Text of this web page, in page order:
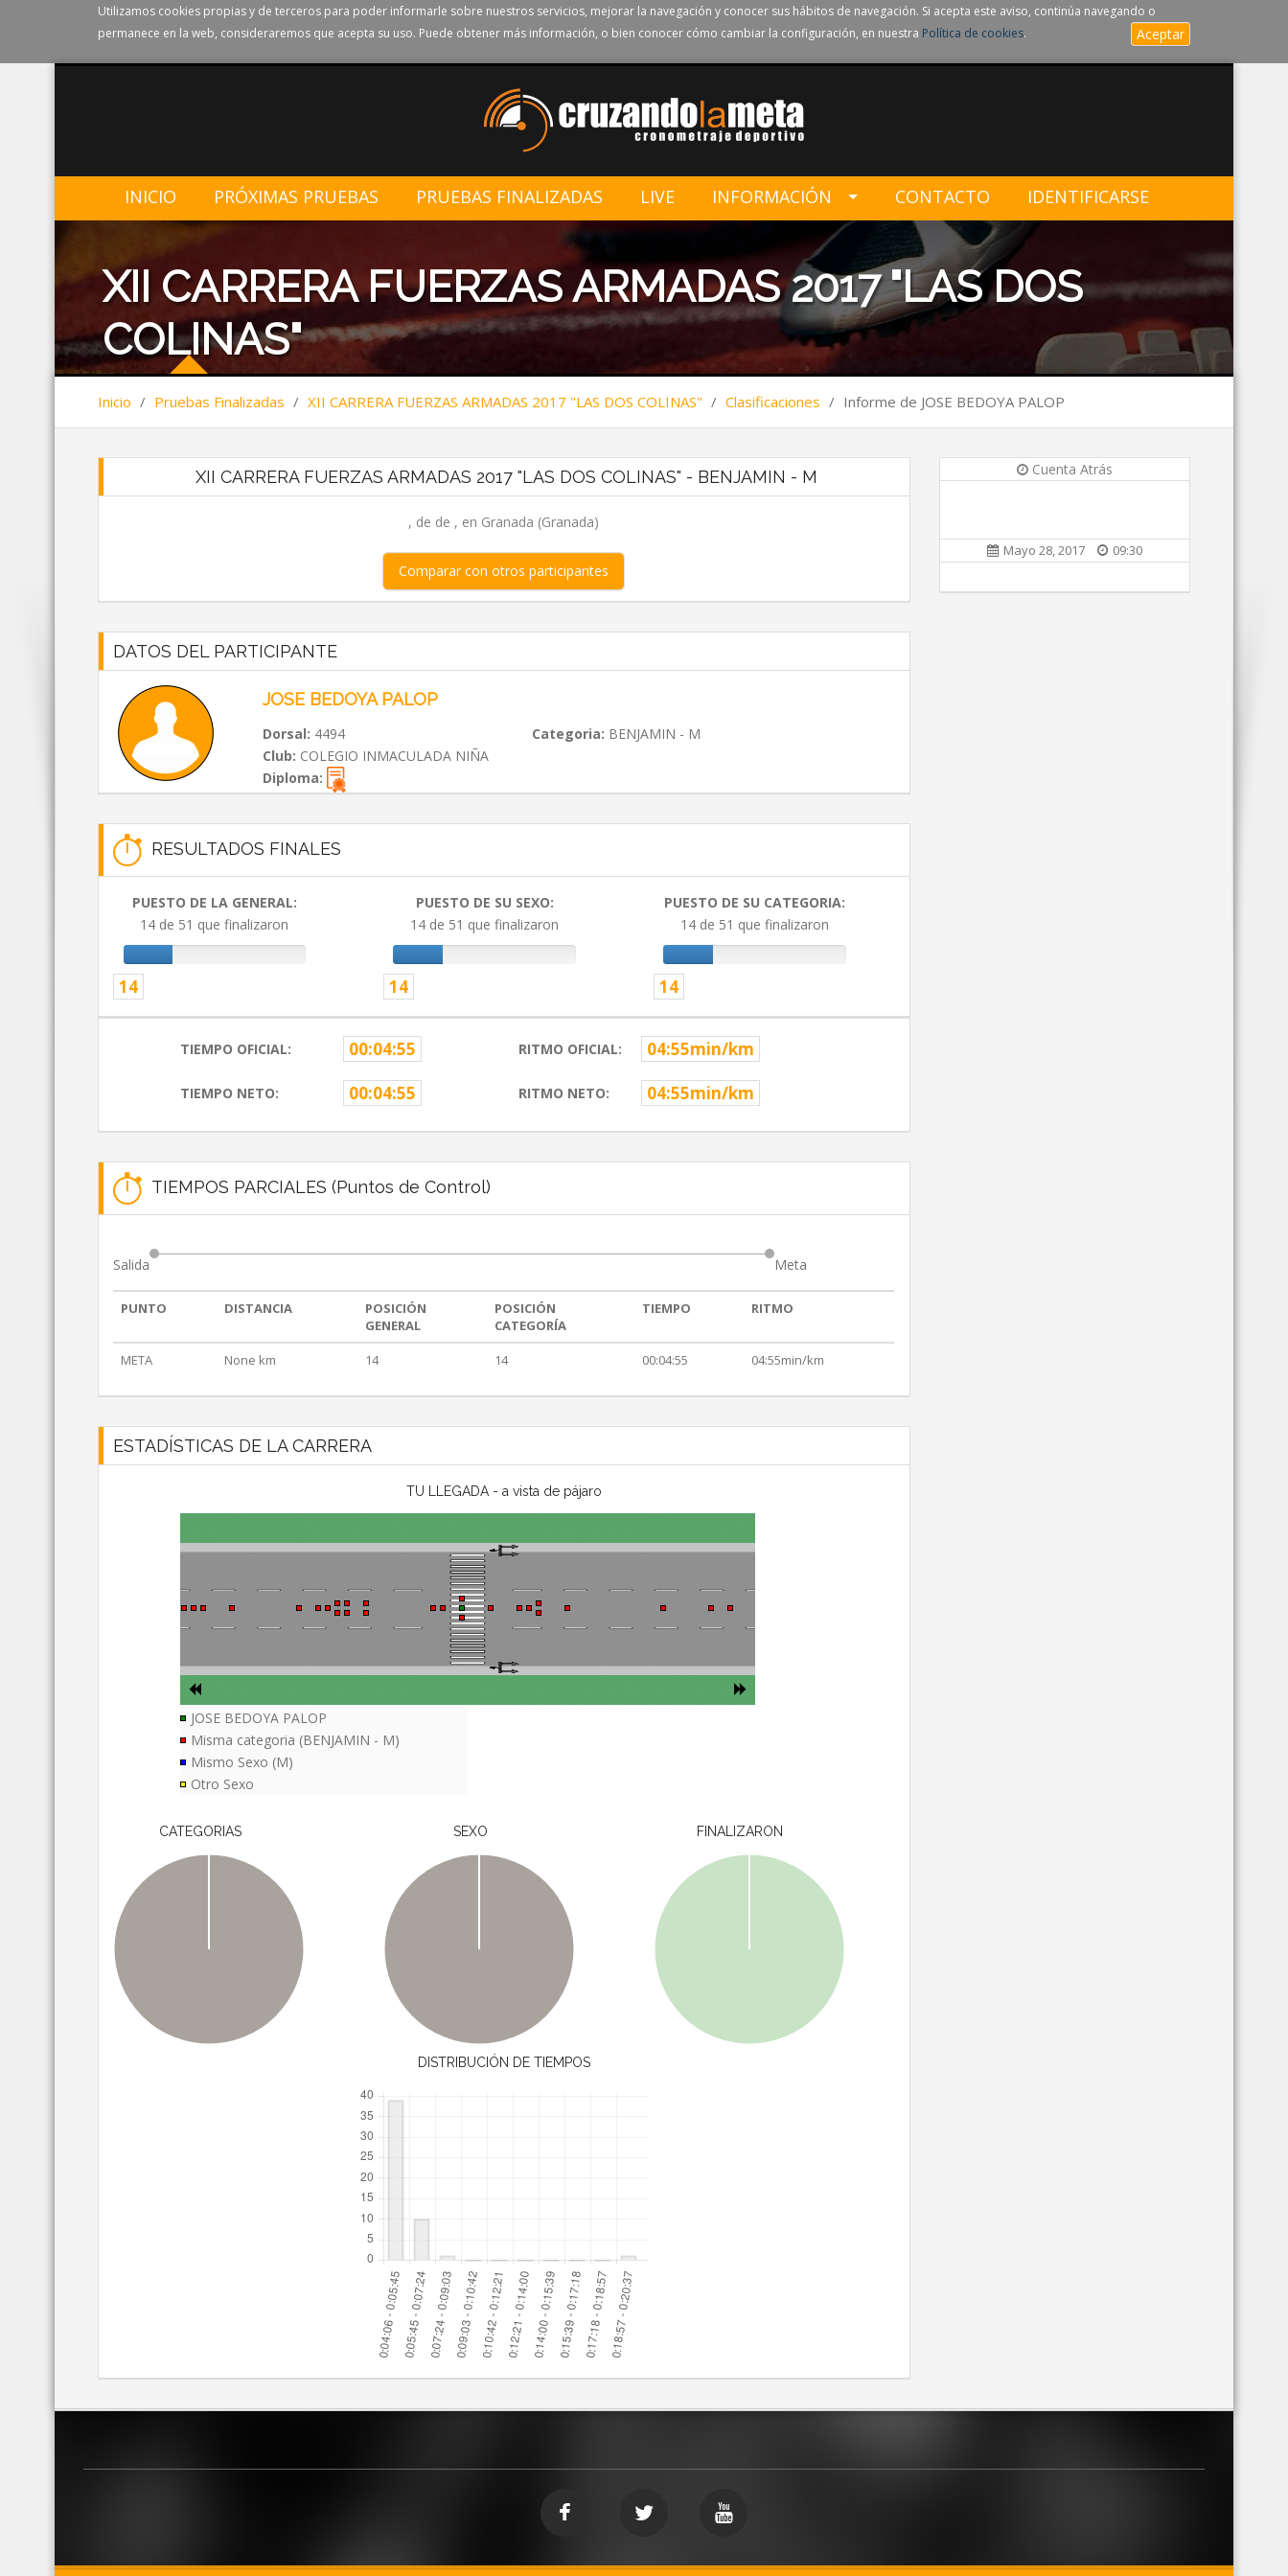
Utilizamos cookies propias y de terceros para poder informarle sobre nuestros servicios, mejorar la navegación y conocer sus hábitos de navegación. Si acepta este aviso, continúa navegando o
permanece en la web, consideraremos que acepta su uso. Puede obtener más información, o bien conocer cómo cambiar la configuración, en nuestra Política de cookies. Aceptar
INICIO PRÓXIMAS PRUEBAS PRUEBAS FINALIZADAS LIVE INFORMACIÓN CONTACTO IDENTIFICARSE
XII CARRERA FUERZAS ARMADAS 2017 "LAS DOS
COLINAS"
Inicio / Pruebas Finalizadas / XII CARRERA FUERZAS ARMADAS 2017 "LAS DOS COLINAS" / Clasificaciones / Informe de JOSE BEDOYA PALOP
XII CARRERA FUERZAS ARMADAS 2017 "LAS DOS COLINAS" - BENJAMIN - M
, de de , en Granada (Granada)
Comparar con otros participantes
DATOS DEL PARTICIPANTE
JOSE BEDOYA PALOP
Dorsal: 4494 Categoria: BENJAMIN - M
Club: COLEGIO INMACULADA NIÑA
Diploma:
RESULTADOS FINALES
PUESTO DE LA GENERAL:
14 de 51 que finalizaron
14
PUESTO DE SU SEXO:
14 de 51 que finalizaron
14
PUESTO DE SU CATEGORIA:
14 de 51 que finalizaron
14
TIEMPO OFICIAL: 00:04:55 RITMO OFICIAL: 04:55min/km
TIEMPO NETO: 00:04:55 RITMO NETO: 04:55min/km
TIEMPOS PARCIALES (Puntos de Control)
Salida Meta
PUNTO DISTANCIA
POSICIÓN
GENERAL
POSICIÓN
CATEGORÍA
TIEMPO RITMO
META None km 14 14 00:04:55 04:55min/km
ESTADÍSTICAS DE LA CARRERA
TU LLEGADA - a vista de pájaro
JOSE BEDOYA PALOP
Misma categoria (BENJAMIN - M)
Mismo Sexo (M)
Otro Sexo
CATEGORIAS SEXO FINALIZARON
DISTRIBUCIÓN DE TIEMPOS
Cuenta Atrás
Mayo 28, 2017 09:30